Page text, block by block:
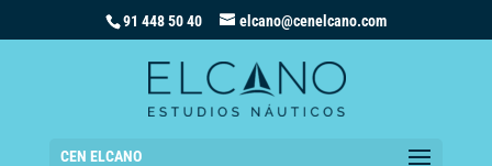
91 448 50 40 elcano@cenelcano.com
CEN ELCANO